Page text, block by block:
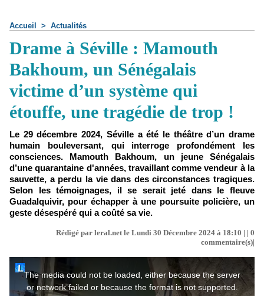
Accueil > Actualités
Drame à Séville : Mamouth
Bakhoum, un Sénégalais
victime d’un système qui
étouffe, une tragédie de trop !
Le 29 décembre 2024, Séville a été le théâtre d’un drame
humain bouleversant, qui interroge profondément les
consciences. Mamouth Bakhoum, un jeune Sénégalais
d’une quarantaine d'années, travaillant comme vendeur à la
sauvette, a perdu la vie dans des circonstances tragiques.
Selon les témoignages, il se serait jeté dans le fleuve
Guadalquivir, pour échapper à une poursuite policière, un
geste désespéré qui a coûté sa vie.
Rédigé par leral.net le Lundi 30 Décembre 2024 à 18:10 | | 0
commentaire(s)|